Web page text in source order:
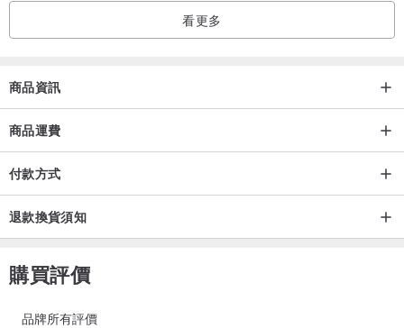
看更多
商品資訊
商品運費
付款方式
退款換貨須知
購買評價
品牌所有評價